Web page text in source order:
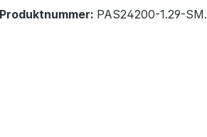
Produktnummer: PAS24200-1.29-